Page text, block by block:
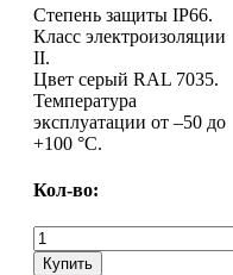
Степень защиты IP66.
Класс электроизоляции
II.
Цвет серый RAL 7035.
Температура
эксплуатации от –50 до
+100 °С.
Кол-во:
Купить